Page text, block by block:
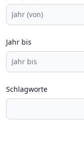
Jahr bis
Schlagworte